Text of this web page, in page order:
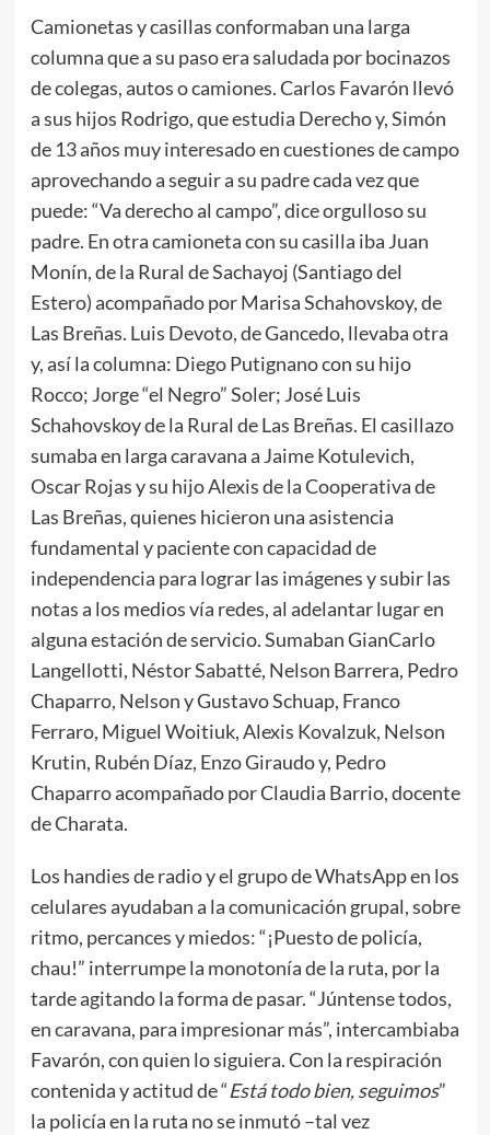
Camionetas y casillas conformaban una larga
columna que a su paso era saludada por bocinazos
de colegas, autos o camiones. Carlos Favarón llevó
a sus hijos Rodrigo, que estudia Derecho y, Simón
de 13 años muy interesado en cuestiones de campo
aprovechando a seguir a su padre cada vez que
puede: “Va derecho al campo”, dice orgulloso su
padre. En otra camioneta con su casilla iba Juan
Monín, de la Rural de Sachayoj (Santiago del
Estero) acompañado por Marisa Schahovskoy, de
Las Breñas. Luis Devoto, de Gancedo, llevaba otra
y, así la columna: Diego Putignano con su hijo
Rocco; Jorge “el Negro” Soler; José Luis
Schahovskoy de la Rural de Las Breñas. El casillazo
sumaba en larga caravana a Jaime Kotulevich,
Oscar Rojas y su hijo Alexis de la Cooperativa de
Las Breñas, quienes hicieron una asistencia
fundamental y paciente con capacidad de
independencia para lograr las imágenes y subir las
notas a los medios vía redes, al adelantar lugar en
alguna estación de servicio. Sumaban GianCarlo
Langellotti, Néstor Sabatté, Nelson Barrera, Pedro
Chaparro, Nelson y Gustavo Schuap, Franco
Ferraro, Miguel Woitiuk, Alexis Kovalzuk, Nelson
Krutin, Rubén Díaz, Enzo Giraudo y, Pedro
Chaparro acompañado por Claudia Barrio, docente
de Charata.
Los handies de radio y el grupo de WhatsApp en los
celulares ayudaban a la comunicación grupal, sobre
ritmo, percances y miedos: “¡Puesto de policía,
chau!” interrumpe la monotonía de la ruta, por la
tarde agitando la forma de pasar. “Júntense todos,
en caravana, para impresionar más”, intercambiaba
Favarón, con quien lo siguiera. Con la respiración
contenida y actitud de “Está todo bien, seguimos”
la policía en la ruta no se inmutó –tal vez